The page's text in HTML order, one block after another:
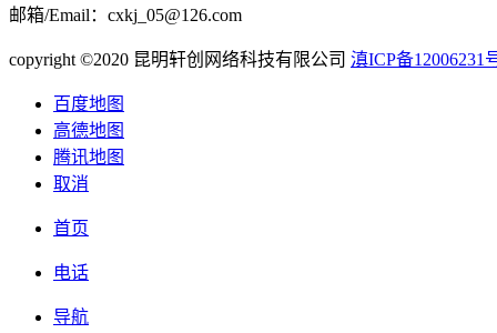
邮箱/Email：cxkj_05@126.com
copyright ©2020 昆明轩创网络科技有限公司 滇ICP备12006231
百度地图
高德地图
腾讯地图
取消
首页
电话
导航